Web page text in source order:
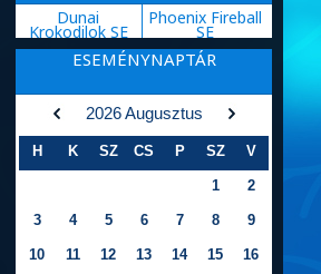
Dunai
Krokodilok SE
Phoenix Fireball
SE
ESEMÉNYNAPTÁR
2026 Augusztus
H K SZ CS P SZ V
1 2
3 4 5 6 7 8 9
10 11 12 13 14 15 16